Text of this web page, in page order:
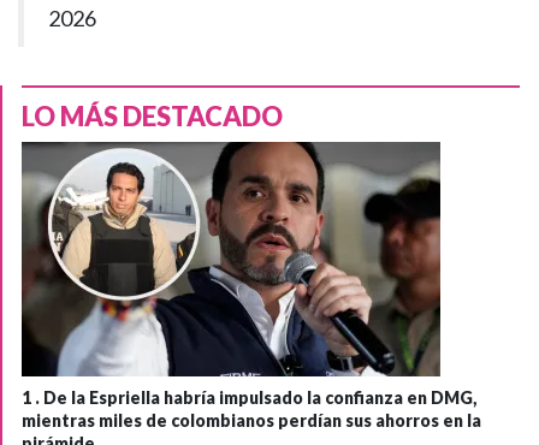
2026
LO MÁS DESTACADO
1 . De la Espriella habría impulsado la confianza en DMG,
mientras miles de colombianos perdían sus ahorros en la